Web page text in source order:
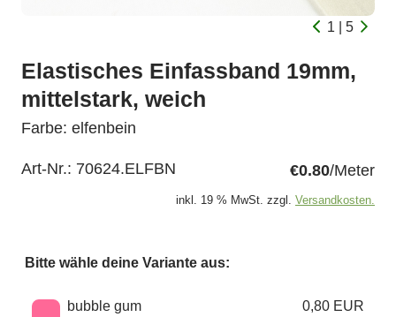
1 | 5
Elastisches Einfassband 19mm,
mittelstark, weich
Farbe: elfenbein
Art-Nr.: 70624.ELFBN €0.80/Meter
inkl. 19 % MwSt. zzgl. Versandkosten.
Bitte wähle deine Variante aus:
Wähle eine Farbe
bubble gum 0,80 EUR